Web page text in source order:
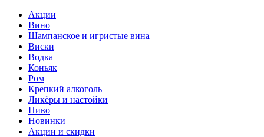
Акции
Вино
Шампанское и игристые вина
Виски
Водка
Коньяк
Ром
Крепкий алкоголь
Ликёры и настойки
Пиво
Новинки
Акции и скидки